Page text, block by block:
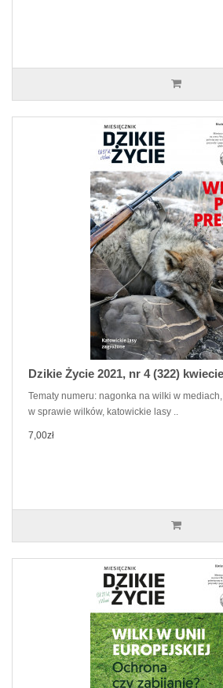
Dzikie Życie 2021, nr 4 (322)
Tematy numeru: nagonka na wilki w
w sprawie wilków, katowickie lasy ..
7,00zł